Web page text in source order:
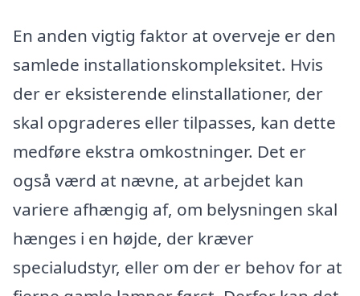
En anden vigtig faktor at overveje er den
samlede installationskompleksitet. Hvis
der er eksisterende elinstallationer, der
skal opgraderes eller tilpasses, kan dette
medføre ekstra omkostninger. Det er
også værd at nævne, at arbejdet kan
variere afhængig af, om belysningen skal
hænges i en højde, der kræver
specialudstyr, eller om der er behov for at